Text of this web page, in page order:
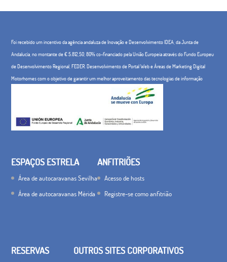
Foi recebido um incentivo da agência andaluza de Inovação e Desenvolvimento IDEA, da Junta de
Andalucía, no montante de € 5.812,50, 80% co-financiado pela União Europeia através do Fundo Europeu
de Desenvolvimento Regional, FEDER. Desenvolvimento de Portal Web e Áreas de Marketing Digital
Motorhomes com o objetivo de garantir um melhor aproveitamento das tecnologias de informação
ESPAÇOS ESTRELA
Área de autocaravanas Sevilha
Área de autocaravanas Mérida
ANFITRIÕES
Acesso de hosts
Registre-se como anfitrião
RESERVAS OUTROS SITES CORPORATIVOS